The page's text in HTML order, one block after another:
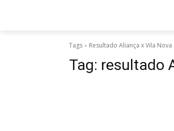
Tags Resultado Aliança x Vila Nova
Tag: resultado